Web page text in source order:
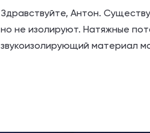
Здравствуйте, Антон.
но не изолируют. Натяжные
звукоизолирующий материал